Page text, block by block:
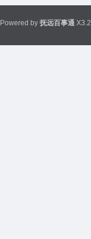
Powered by 抚远百事通 X3.2